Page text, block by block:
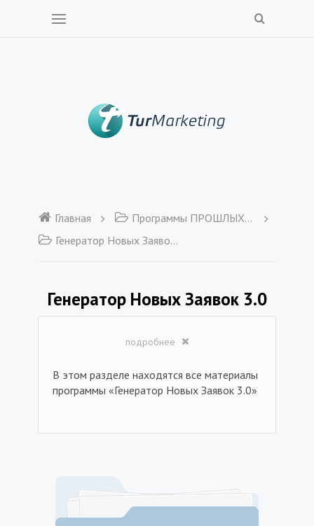
Главная
Программы ПРОШЛЫХ ЛЕТ
Генератор Новых Заявок 3.0
Генератор Новых Заявок 3.0
подробнее
В этом разделе находятся все материалы
программы «Генератор Новых Заявок 3.0»